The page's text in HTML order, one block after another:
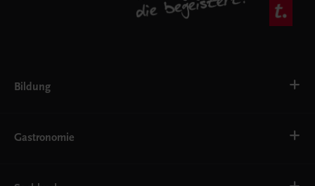
Bildung
AHS
EWF/ZWF
Gastronomie